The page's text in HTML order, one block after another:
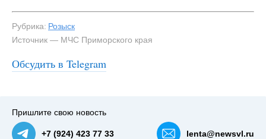
Рубрика: Розыск
Источник — МЧС Приморского края
Обсудить в Telegram
Пришлите свою новость
+7 (924) 423 77 33 lenta@newsvl.ru